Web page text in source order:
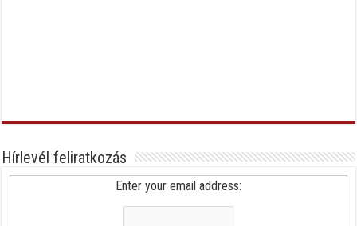
Hírlevél feliratkozás
Enter your email address: